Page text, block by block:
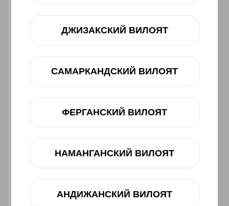
Ishlab chiqaruvchi: Redmi
ДЖИЗАКСКИЙ ВИЛОЯТ
САМАРКАНДСКИЙ ВИЛОЯТ
ФЕРГАНСКИЙ ВИЛОЯТ
НАМАНГАНСКИЙ ВИЛОЯТ
АНДИЖАНСКИЙ ВИЛОЯТ